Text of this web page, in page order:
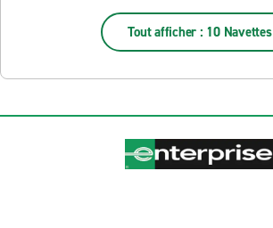
Tout afficher : 10 Navettes